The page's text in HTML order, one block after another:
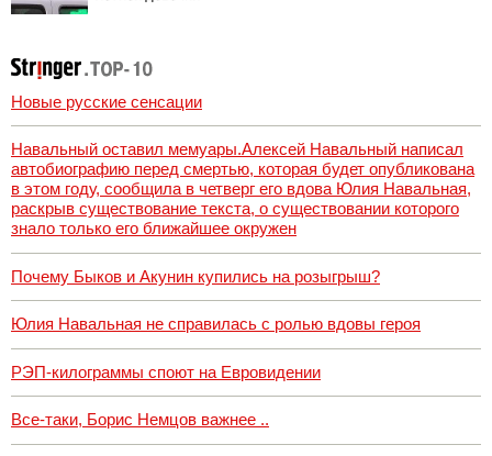
Новые русские сенсации
Навальный оставил мемуары.Алексей Навальный написал
автобиографию перед смертью, которая будет опубликована
в этом году, сообщила в четверг его вдова Юлия Навальная,
раскрыв существование текста, о существовании которого
знало только его ближайшее окружен
Почему Быков и Акунин купились на розыгрыш?
Юлия Навальная не справилась с ролью вдовы героя
РЭП-килограммы споют на Евровидении
Все-таки, Борис Немцов важнее ..